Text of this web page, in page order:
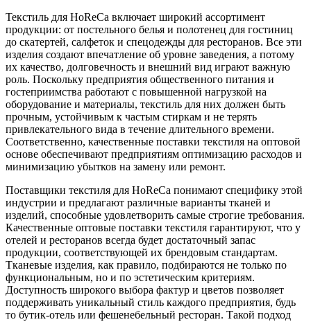
Текстиль для HoReCa включает широкий ассортимент
продукции: от постельного белья и полотенец для гостиниц
до скатертей, салфеток и спецодежды для ресторанов. Все эти
изделия создают впечатление об уровне заведения, а потому
их качество, долговечность и внешний вид играют важную
роль. Поскольку предприятия общественного питания и
гостеприимства работают с повышенной нагрузкой на
оборудование и материалы, текстиль для них должен быть
прочным, устойчивым к частым стиркам и не терять
привлекательного вида в течение длительного времени.
Соответственно, качественные поставки текстиля на оптовой
основе обеспечивают предприятиям оптимизацию расходов и
минимизацию убытков на замену или ремонт.
Поставщики текстиля для HoReCa понимают специфику этой
индустрии и предлагают различные варианты тканей и
изделий, способные удовлетворить самые строгие требования.
Качественные оптовые поставки текстиля гарантируют, что у
отелей и ресторанов всегда будет достаточный запас
продукции, соответствующей их брендовым стандартам.
Тканевые изделия, как правило, подбираются не только по
функциональным, но и по эстетическим критериям.
Доступность широкого выбора фактур и цветов позволяет
поддерживать уникальный стиль каждого предприятия, будь
то бутик-отель или фешенебельный ресторан. Такой подход